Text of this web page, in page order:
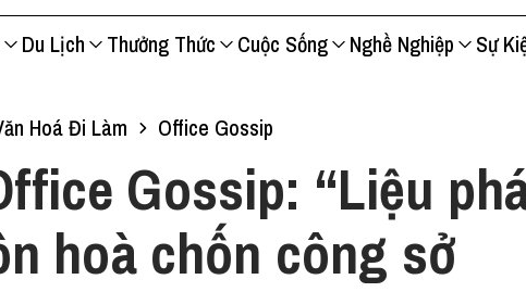
Du Lịch Thưởng Thức Cuộc Sống Nghề Nghiệp Sự
Hoá Đi Làm Office Gossip
Gossip: “Liệu
hoà chốn công sở